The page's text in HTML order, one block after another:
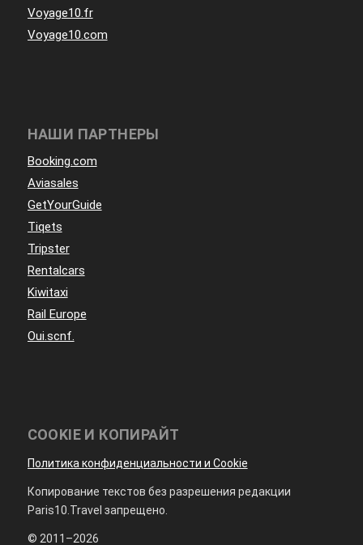
Voyage10.fr
Voyage10.com
НАШИ ПАРТНЕРЫ
Booking.com
Aviasales
GetYourGuide
Tiqets
Tripster
Rentalcars
Kiwitaxi
Rail Europe
Oui.scnf.
COOKIE И КОПИРАЙТ
Политика конфиденциальности и Cookie
Копирование текстов без разрешения редакции
Paris10.Travel запрещено.
© 2011–2026